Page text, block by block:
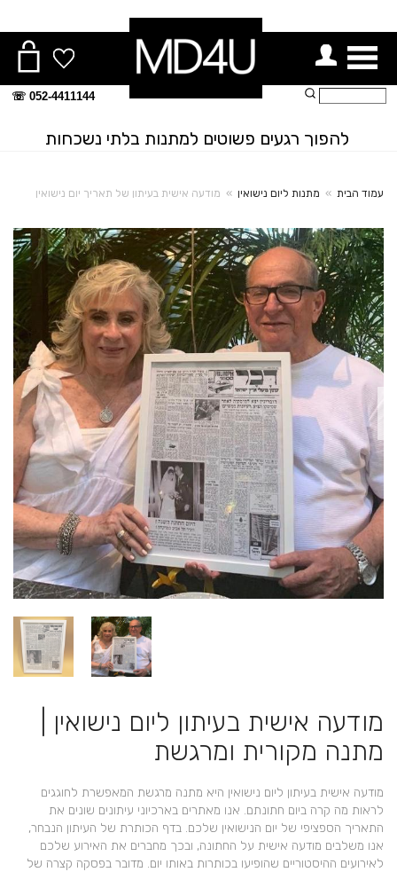
תפריט
052-4411144 ☏
להפוך רגעים פשוטים למתנות בלתי נשכחות
עמוד הבית » מתנות ליום נישואין » מודעה אישית בעיתון של תאריך יום נישואין
+
מודעה אישית בעיתון ליום נישואין |
מתנה מקורית ומרגשת
מודעה אישית בעיתון ליום נישואין היא מתנה מרגשת המאפשרת לחוגגים
לראות מה קרה ביום חתונתם. אנו מאתרים בארכיוני עיתונים שונים את
התאריך הספציפי של יום הנישואין שלכם. בדף הכותרת של העיתון הנבחר,
אנו משלבים מודעה אישית על החתונה, ובכך מחברים את האירוע שלכם
לאירועים ההיסטוריים שהופיעו בכותרות באותו יום. מדובר בפסקה קצרה של